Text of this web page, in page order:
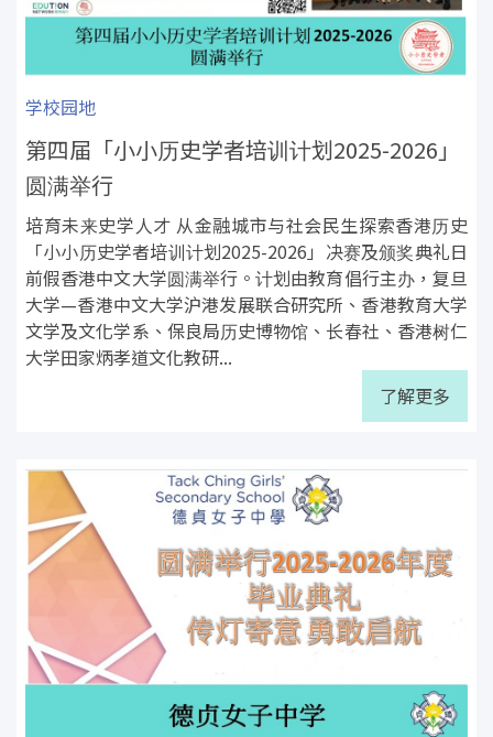
学校园地
第四届「小小历史学者培训计划2025-2026」
圆满举行
培育未来史学人才 从金融城市与社会民生探索香港历史
「小小历史学者培训计划2025-2026」决赛及颁奖典礼日
前假香港中文大学圆满举行。计划由教育倡行主办，复旦
大学—香港中文大学沪港发展联合研究所、香港教育大学
文学及文化学系、保良局历史博物馆、长春社、香港树仁
大学田家炳孝道文化教研...
了解更多